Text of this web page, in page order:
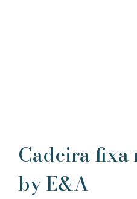
Cadeira fixa
by E&A